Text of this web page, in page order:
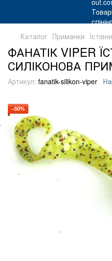
Каталог Приманки
ФАНАТІК VIPER
СИЛІКОНОВА
Артикул: fanatik-silikon-viper
−50%